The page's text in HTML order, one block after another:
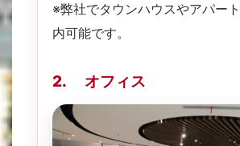
※弊社でタウンハウスやアパー
内可能です。
2. オフィス